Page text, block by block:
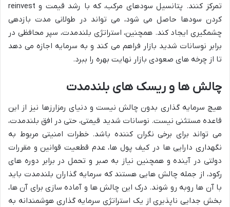
تمرکز کنند. پتانسیل سودهای مرکب، که با رشد قیمت و reinvest
کردن سودها حاصل می شود، می تواند در طولانی مدت بازدهی
چشمگیری ایجاد کند. همچنین، استراتژی بلندمدت، سپر محافظی در
برابر نوسانات شدید بازار فراهم می کند و به سرمایه اجازه می دهد
تا از چرخه های صعودی بازار نهایت بهره را ببرد.
چالش ها و ریسک های بلندمدت
هیچ سرمایه گذاری بدون چالش نیست و دنیای رمزارزها نیز از این
قاعده مستثنی نیست. نوسانات شدید قیمتی، حتی در افق بلندمدت،
می تواند برای برخی نگران کننده باشد. خطرات امنیتی مربوط به
نگهداری دارایی ها در کیف پول ها، عدم قطعیت قوانین و مقررات
دولتی در آینده و همچنین نیاز به صبر و تحمل در برابر دوره های
رکود، از جمله چالش هایی هستند که سرمایه گذاران بلندمدت باید
با آن ها روبه رو شوند. درک این چالش ها و آماده سازی برای آن ها،
بخش جدایی ناپذیری از یک استراتژی سرمایه گذاری هوشمندانه به